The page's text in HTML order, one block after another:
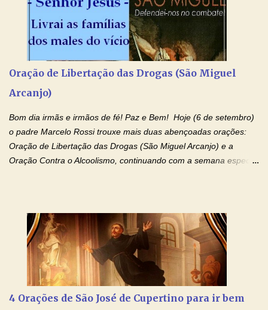
procuram orientá-los para que enfrentem o mundo, com suas
alegrias, com seus dissabores. Acompanham-nos em suas
vitórias, em seus fracassos, em suas lutas. É claro que há
exceções, mas essas exceções só confirmam uma regra porque
pais que não se preocupam com seus filhos não estão no seu
estado natural, normal. O mundo de hoje apresenta anomalias
absurdas. Temos notícia de pais que torturam seus filhos, que os
filhos. Mas isso não é o c...
Oração de Libertação das Drogas (São Miguel
Arcanjo)
Bom dia irmãs e irmãos de fé! Paz e Bem! Hoje (6 de setembro)
o padre Marcelo Rossi trouxe mais duas abençoadas orações:
Oração de Libertação das Drogas (São Miguel Arcanjo) e a
Oração Contra o Alcoolismo, continuando com a semana especial
Ágape de nosso Pai Santo - Jesus - te curar, deixe nossa
Mãezinha do Céu - Maria - te proteger com Seu divino manto.
Não desista, Jesus irá curar todas suas feridas, Creia! Adriana-
Devoção e Fé Oração de Libertação das Drogas (São Miguel
Arcanjo) "Senhor, Pai Eterno, em Nome de Teu Filho Jesus,
Nosso Senhor Jesus Cristo, concedei a vida a todos aqueles que
se encontram encarcerados em um vício, escravos de alguma
4 Orações de São José de Cupertino para ir bem